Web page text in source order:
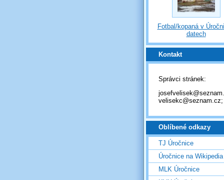
Fotbal/kopaná v
datech
Kontakt
Správci stránek:
velisekc@seznam.cz;
Oblíbené odkazy
TJ Úročnice
Úročnice na Wikipedia
MLK Úročnice